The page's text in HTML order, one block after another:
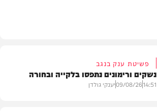
פשיטת ענק בנגב
נשקים ורימונים נתפסו בלקייה ובחורה
14:51
09/08/26יענקי גולדן